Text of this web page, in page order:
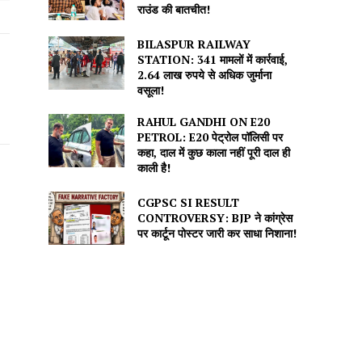
राउंड की बातचीत!
BILASPUR RAILWAY
STATION: 341 मामलों में कार्रवाई,
2.64 लाख रुपये से अधिक जुर्माना
वसूला!
RAHUL GANDHI ON E20
PETROL: E20 पेट्रोल पॉलिसी पर
कहा, दाल में कुछ काला नहीं पूरी दाल ही
काली है!
CGPSC SI RESULT
CONTROVERSY: BJP ने कांग्रेस
पर कार्टून पोस्टर जारी कर साधा निशाना!